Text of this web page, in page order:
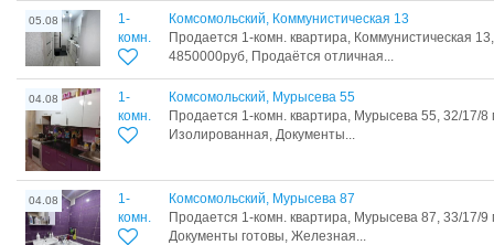
05.08
1-
комн.
Комсомольский, Коммунистическая 13
Продается 1-комн. квартира, Коммунистическая
4850000руб, Продаётся отличная...
04.08
1-
комн.
Комсомольский, Мурысева 55
Продается 1-комн. квартира, Мурысева 55, 32/17/
Изолированная, Документы...
04.08
1-
комн.
Комсомольский, Мурысева 87
Продается 1-комн. квартира, Мурысева 87, 33/17/
Документы готовы, Железная...